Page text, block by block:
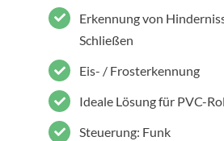
Erkennung von
Schließen
Eis- / Frosterkennung
Ideale Lösung für PVC-
Steuerung: Funk